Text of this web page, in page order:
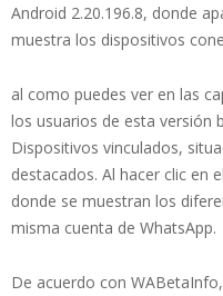
Android 2.20.196.8, donde
muestra los dispositivos
al como puedes ver en las
los usuarios de esta versión
Dispositivos vinculados,
destacados. Al hacer clic en
donde se muestran los
misma cuenta de WhatsApp.
De acuerdo con